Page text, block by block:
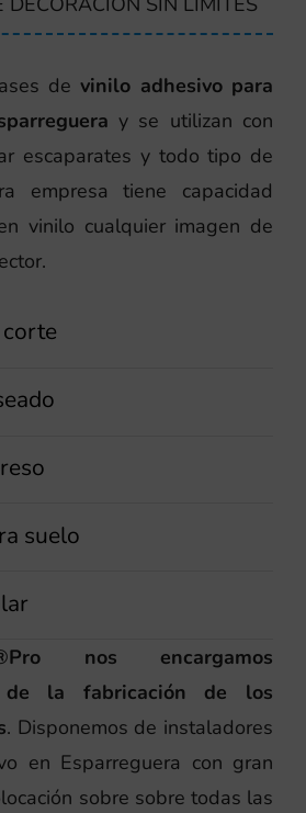
devinilo adhesivo para
y se utilizan con
escaparates y todo tipo de
empresa tiene capacidad
vinilo cualquier imagen de
suelo
nos encargamos
de la fabricación de los
. Disponemos de instaladores
en Esparreguera con gran
sobre sobre todas las